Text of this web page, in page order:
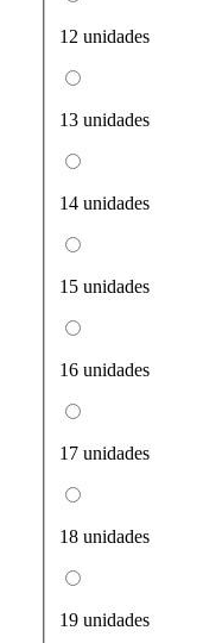
12 unidades
13 unidades
14 unidades
15 unidades
16 unidades
17 unidades
18 unidades
19 unidades